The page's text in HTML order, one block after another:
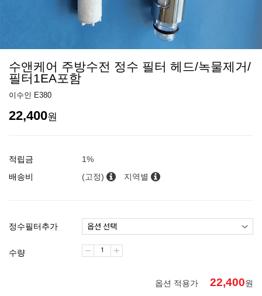
수앤케어 주방수전 정수 필터 헤드/녹물제거/
필터1EA포함
이수인 E380
22,400원
적립금
1%
배송비
(고정) 지역별
정수필터추가
수량
옵션 적용가 22,400원